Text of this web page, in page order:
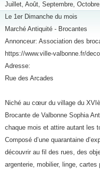
Juillet, Août, Septembre,
Le 1er Dimanche du mois
Marché Antiquité - Brocantes
Annonceur: Association des
https://www.ville-valbonne.fr/
Adresse:
Rue des Arcades
Niché au cœur du village du
Brocante de Valbonne Sophia
chaque mois et attire autant les
Composé d’une quarantaine
découvrir au fil des rues, des
argenterie, mobilier, linge,